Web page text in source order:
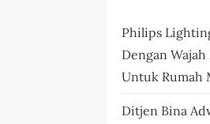
Philips
Dengan
Untuk Rumah
Ditjen Bina